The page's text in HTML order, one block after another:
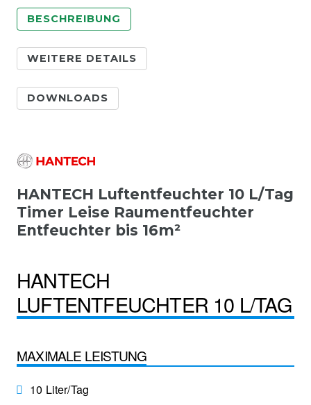
BESCHREIBUNG
WEITERE DETAILS
DOWNLOADS
HANTECH Luftentfeuchter 10 L/Tag
Timer Leise Raumentfeuchter
Entfeuchter bis 16m²
HANTECH
LUFTENTFEUCHTER 10 L/TAG
MAXIMALE LEISTUNG
10 Liter/Tag